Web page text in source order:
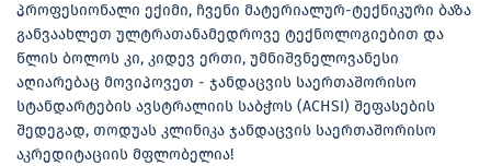
პროფესიონალი ექიმი, ჩვენი მატერიალურ-ტექნიკური ბაზა
განვაახლეთ ულტრათანამედროვე ტექნოლოგიებით და
წლის ბოლოს კი, კიდევ ერთი, უმნიშვნელოვანესი
აღიარებაც მოვიპოვეთ - ჯანდაცვის საერთაშორისო
სტანდარტების ავსტრალიის საბჭოს (ACHSI) შეფასების
შედეგად, თოდუას კლინიკა ჯანდაცვის საერთაშორისო
აკრედიტაციის მფლობელია!